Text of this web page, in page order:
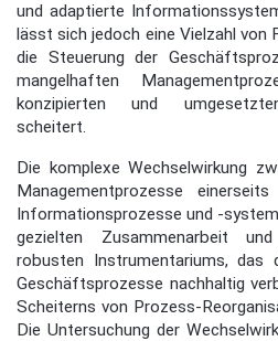
und adaptierte
lässt sich jedoch eine Vielzahl von
die Steuerung der
mangelhaften
konzipierten und
scheitert.
Die komplexe Wechselwirkung
Managementprozesse
Informationsprozesse und -
gezielten Zusammenarbeit
robusten Instrumentariums, das
Geschäftsprozesse nachhaltig
Scheiterns von Prozess-
Die Untersuchung der